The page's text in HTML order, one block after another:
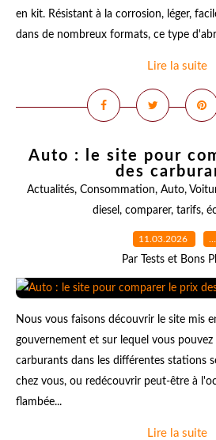
en kit. Résistant à la corrosion, léger,
dans de nombreux formats, ce type
Lire la suite
Auto : le site pour
des
Actualités, Consommation, Auto,
diesel , comparer, tarifs,
11.03.2026 …
Par Tests et Bons
Nous vous faisons découvrir le site mis
gouvernement et sur lequel vous
carburants dans les différentes stations
chez vous, ou redécouvrir peut-être à
flambée...
Lire la suite